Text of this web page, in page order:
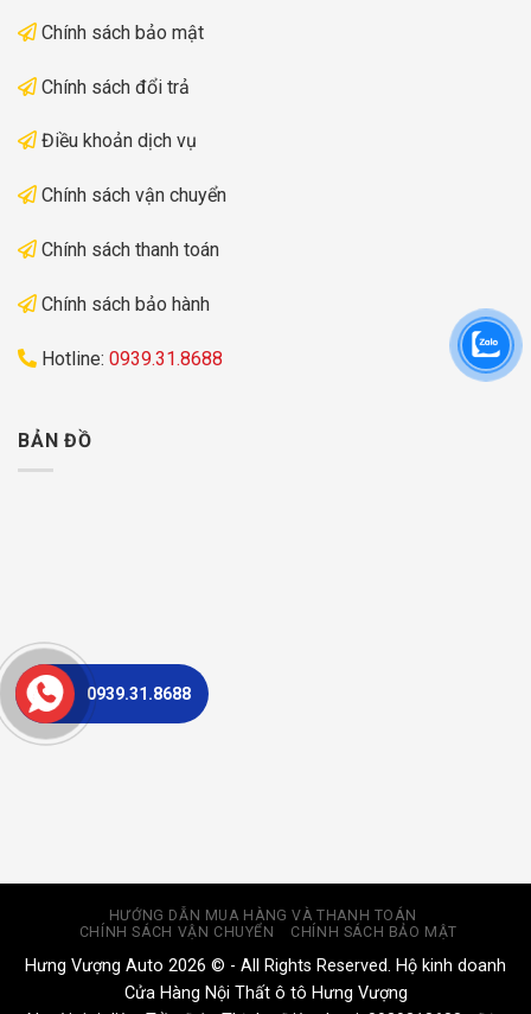
Chính sách bảo mật
Chính sách đổi trả
Điều khoản dịch vụ
Chính sách vận chuyển
Chính sách thanh toán
Chính sách bảo hành
Hotline: 0939.31.8688
BẢN ĐỒ
HƯỚNG DẪN MUA HÀNG VÀ THANH TOÁN
CHÍNH SÁCH VẬN CHUYỂN
CHÍNH SÁCH BẢO MẬT
Hưng Vượng Auto 2026 © - All Rights Reserved. Hộ kinh doanh
Cửa Hàng Nội Thất ô tô Hưng Vượng
0939.31.8688